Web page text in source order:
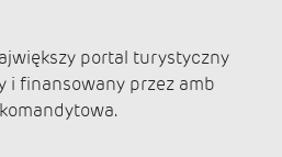
portal turystyczny
i finansowany przez amb
komandytowa.